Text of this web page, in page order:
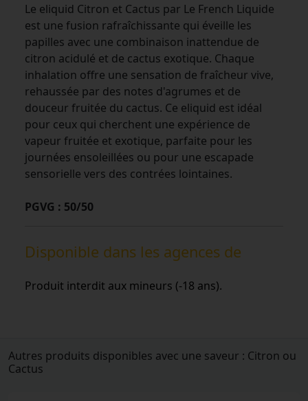
Le eliquid Citron et Cactus par Le French Liquide
est une fusion rafraîchissante qui éveille les
papilles avec une combinaison inattendue de
citron acidulé et de cactus exotique. Chaque
inhalation offre une sensation de fraîcheur vive,
rehaussée par des notes d'agrumes et de
douceur fruitée du cactus. Ce eliquid est idéal
pour ceux qui cherchent une expérience de
vapeur fruitée et exotique, parfaite pour les
journées ensoleillées ou pour une escapade
sensorielle vers des contrées lointaines.
PGVG : 50/50
Disponible dans les agences de
Produit interdit aux mineurs (-18 ans).
Autres produits disponibles avec une saveur : Citron ou
Cactus